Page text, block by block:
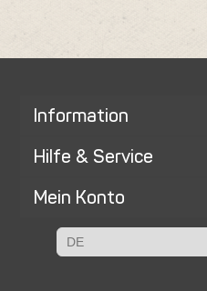
Information
Hilfe & Service
Mein Konto